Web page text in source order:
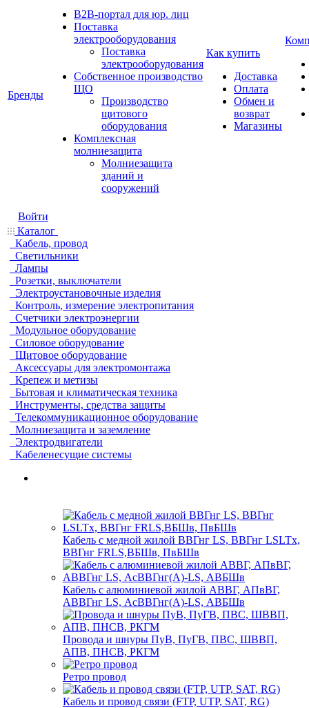
Бренды
B2B-портал для юр. лиц
Поставка
электрооборудования
Поставка
электрооборудования
Собственное производство
ЩО
Производство
щитового
оборудования
Комплексная
молниезащита
Молниезащита
зданий и
сооружений
Как купить
Доставка
Оплата
Обмен и
возврат
Магазины
Войти
Каталог
Кабель, провод
Светильники
Лампы
Розетки, выключатели
Электроустановочные изделия
Контроль, измерение электропитания
Счетчики электроэнергии
Модульное оборудование
Силовое оборудование
Щитовое оборудование
Аксессуары для электромонтажа
Крепеж и метизы
Бытовая и климатическая техника
Инструменты, средства защиты
Телекоммуникационное оборудование
Молниезащита и заземление
Электродвигатели
Кабеленесущие системы
Кабель с медной жилой ВВГнг LS, ВВГнг LSLTx,
ВВГнг FRLS,ВБШв, ПвБШв
Кабель с алюминиевой жилой АВВГ, АПвВГ,
АВВГнг LS, АсВВГнг(А)-LS, АВБШв
Провода и шнуры ПуВ, ПуГВ, ПВС, ШВВП,
АПВ, ПНСВ, РКГМ
Ретро провод
Кабель и провод связи (FTP, UTP, SAT, RG)